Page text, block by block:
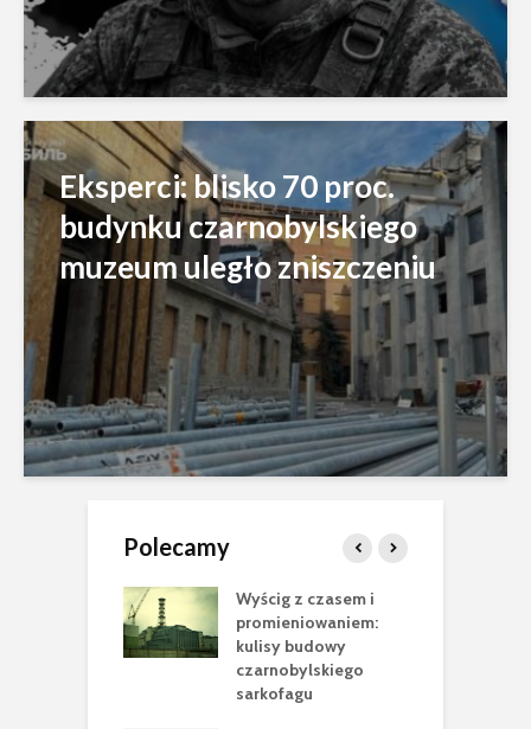
Eksperci: blisko 70 proc.
budynku czarnobylskiego
muzeum uległo zniszczeniu
Polecamy
Wyścig z czasem i
promieniowaniem:
kulisy budowy
czarnobylskiego
sarkofagu